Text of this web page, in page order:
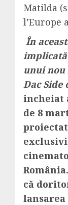
Matilda
l’Europe
În
unui nou
Dac Side
incheiat
de 8
că